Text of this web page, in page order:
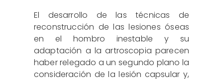
El desarrollo de las técnicas de
reconstrucción de las lesiones óseas
en el hombro inestable y su
adaptación a la artroscopia parecen
haber relegado a un segundo plano la
consideración de la lesión capsular y,